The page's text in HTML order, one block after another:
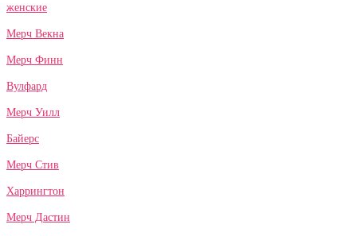
женские
Мерч Векна
Мерч Финн
Вулфард
Мерч Уилл
Байерс
Мерч Стив
Харрингтон
Мерч Дастин